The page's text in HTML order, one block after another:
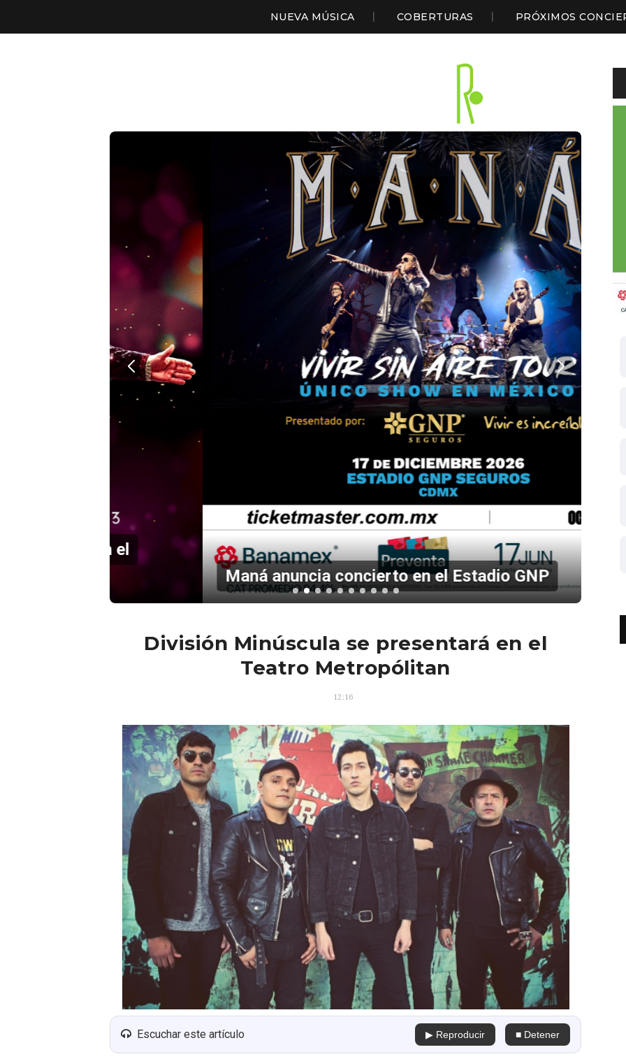
NUEVA MÚSICA COBERTURAS PRÓXIMOS
Maná anuncia concierto en el Estadio GNP
División Minúscula se presentará en el
Teatro Metropólitan
12:16
Escuchar este artículo ▶ Reproducir ■ Detener